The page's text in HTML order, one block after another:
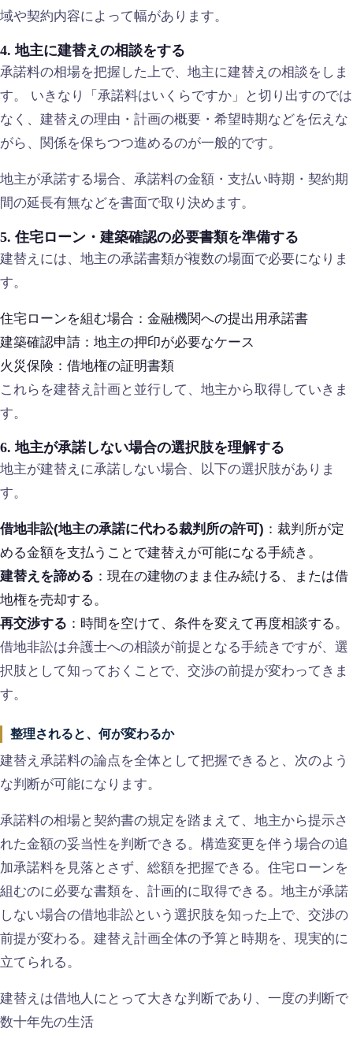
域や契約内容によって幅があります。
4. 地主に建替えの相談をする
承諾料の相場を把握した上で、地主に建替えの相談をしま
す。 いきなり「承諾料はいくらですか」と切り出すのでは
なく、建替えの理由・計画の概要・希望時期などを伝えな
がら、関係を保ちつつ進めるのが一般的です。
地主が承諾する場合、承諾料の金額・支払い時期・契約期
間の延長有無などを書面で取り決めます。
5. 住宅ローン・建築確認の必要書類を準備する
建替えには、地主の承諾書類が複数の場面で必要になりま
す。
住宅ローンを組む場合：金融機関への提出用承諾書
建築確認申請：地主の押印が必要なケース
火災保険：借地権の証明書類
これらを建替え計画と並行して、地主から取得していきま
す。
6. 地主が承諾しない場合の選択肢を理解する
地主が建替えに承諾しない場合、以下の選択肢がありま
す。
借地非訟(地主の承諾に代わる裁判所の許可) ：裁判所が定
める金額を支払うことで建替えが可能になる手続き。
建替えを諦める ：現在の建物のまま住み続ける、または借
地権を売却する。
再交渉する ：時間を空けて、条件を変えて再度相談する。
借地非訟は弁護士への相談が前提となる手続きですが、選
択肢として知っておくことで、交渉の前提が変わってきま
す。
整理されると、何が変わるか
建替え承諾料の論点を全体として把握できると、次のよう
な判断が可能になります。
承諾料の相場と契約書の規定を踏まえて、地主から提示さ
れた金額の妥当性を判断できる。構造変更を伴う場合の追
加承諾料を見落とさず、総額を把握できる。住宅ローンを
組むのに必要な書類を、計画的に取得できる。地主が承諾
しない場合の借地非訟という選択肢を知った上で、交渉の
前提が変わる。建替え計画全体の予算と時期を、現実的に
立てられる。
建替えは借地人にとって大きな判断であり、一度の判断で
数十年先の生活